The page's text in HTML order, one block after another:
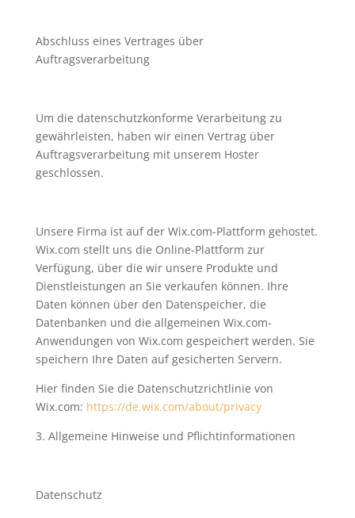
Abschluss eines Vertrages über
Auftragsverarbeitung
Um die datenschutzkonforme Verarbeitung zu
gewährleisten, haben wir einen Vertrag über
Auftragsverarbeitung mit unserem Hoster
geschlossen.
Unsere Firma ist auf der Wix.com-Plattform gehostet.
Wix.com stellt uns die Online-Plattform zur
Verfügung, über die wir unsere Produkte und
Dienstleistungen an Sie verkaufen können. Ihre
Daten können über den Datenspeicher, die
Datenbanken und die allgemeinen Wix.com-
Anwendungen von Wix.com gespeichert werden. Sie
speichern Ihre Daten auf gesicherten Servern.
Hier finden Sie die Datenschutzrichtlinie von
Wix.com: https://de.wix.com/about/privacy
3. Allgemeine Hinweise und Pflichtinformationen
Datenschutz